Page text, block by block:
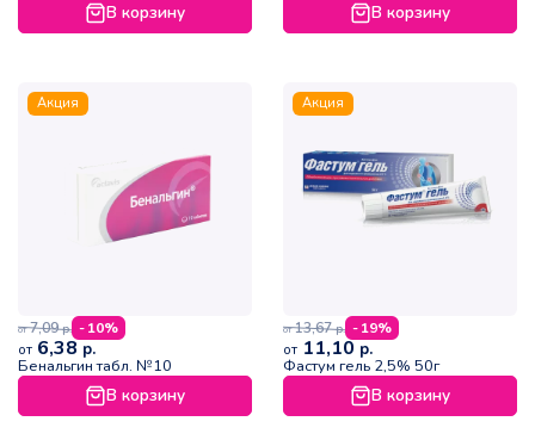
В корзину В корзину
Акция
от 7,09р. - 10%
от 6,38 р.
Бенальгин табл. №10
В корзину
Акция
от 13,67р. - 19%
от 11,10 р.
Фастум гель 2,5% 50г
В корзину